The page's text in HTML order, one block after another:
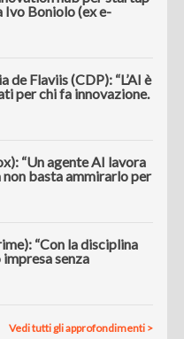
Ivo Boniolo (ex e-
de Flaviis (CDP): “L’AI è
per chi fa innovazione.
“Un agente AI lavora
non basta ammirarlo per
“Con la disciplina
senza
Vedi tutti gli approfondimenti >